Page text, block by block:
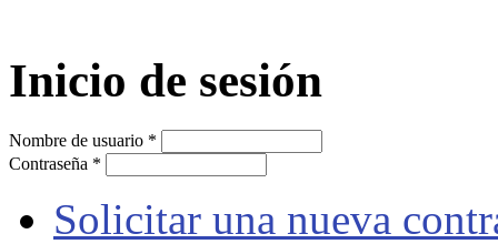
Inicio de sesión
Nombre de usuario *
Contraseña *
Solicitar una nueva